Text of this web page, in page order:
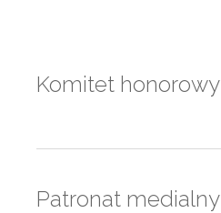
Komitet honorowy
Patronat medialny